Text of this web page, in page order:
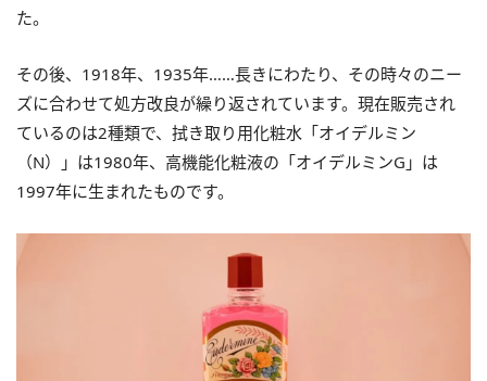
た。
その後、1918年、1935年……長きにわたり、その時々のニー
ズに合わせて処方改良が繰り返されています。現在販売され
ているのは2種類で、拭き取り用化粧水「オイデルミン
（N）」は1980年、高機能化粧液の「オイデルミンG」は
1997年に生まれたものです。